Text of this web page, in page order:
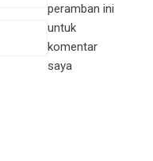
peramban ini
untuk
komentar
saya